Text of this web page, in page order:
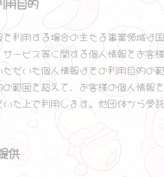
利用する場合の主たる事業領域は
ービス等に関する個人情報をお客
だいた個人情報はその利用目的の
範囲を超えて、お客様の個人情報
た上で利用します。他団体から受
供